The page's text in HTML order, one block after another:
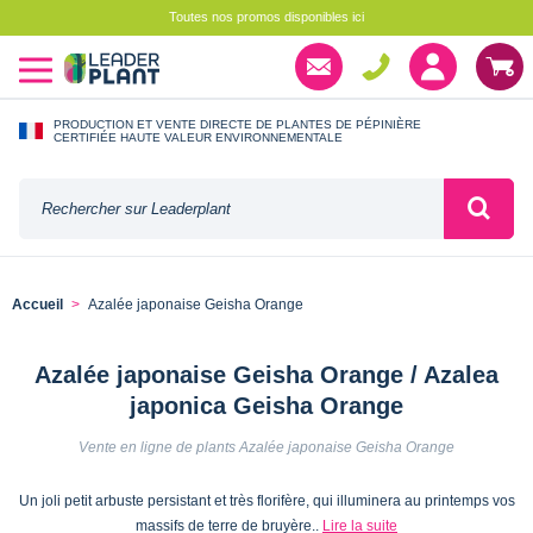
Toutes nos promos disponibles ici
PRODUCTION ET VENTE DIRECTE DE PLANTES DE PÉPINIÈRE
CERTIFIÉE HAUTE VALEUR ENVIRONNEMENTALE
Accueil Azalée japonaise Geisha Orange
Azalée japonaise Geisha Orange / Azalea
japonica Geisha Orange
Vente en ligne de plants Azalée japonaise Geisha Orange
Un joli petit arbuste persistant et très florifère, qui illuminera au printemps vos
massifs de terre de bruyère.. Lire la suite